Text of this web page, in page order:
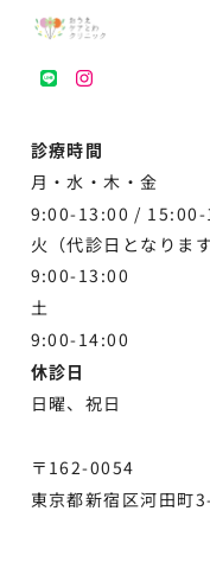
LINEinstagram
診療時間
月・水・木・金
9:00-13:00 / 15:00-
火（代診日となります
9:00-13:00
土
9:00-14:00
休診日
日曜、祝日
〒162-0054
東京都新宿区河田町